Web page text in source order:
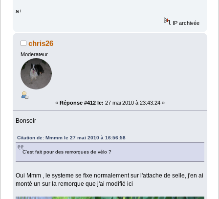
a+
IP archivée
chris26
Moderateur
« Réponse #412 le: 27 mai 2010 à 23:43:24 »
Bonsoir
Citation de: Mmmm le 27 mai 2010 à 16:56:58
C'est fait pour des remorques de vélo ?
Oui Mmm , le systeme se fixe normalement sur l'attache de selle, j'en ai
monté un sur la remorque que j'ai modifié ici